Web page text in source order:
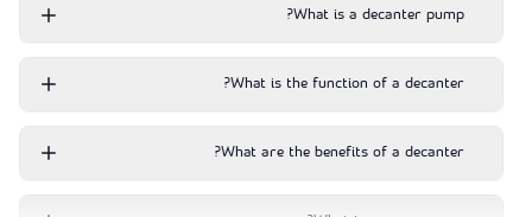
What is a decanter pump?
What is the function of a decanter?
What are the benefits of a decanter?